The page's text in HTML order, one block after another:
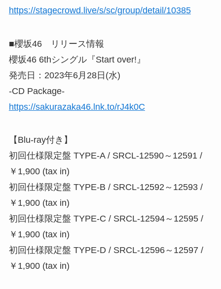
https://stagecrowd.live/s/sc/group/detail/10385
■櫻坂46 リリース情報
櫻坂46 6thシングル『Start over!』
発売日：2023年6月28日(水)
-CD Package-
https://sakurazaka46.lnk.to/rJ4k0C
【Blu-ray付き】
初回仕様限定盤 TYPE-A / SRCL-12590～12591 /
￥1,900 (tax in)
初回仕様限定盤 TYPE-B / SRCL-12592～12593 /
￥1,900 (tax in)
初回仕様限定盤 TYPE-C / SRCL-12594～12595 /
￥1,900 (tax in)
初回仕様限定盤 TYPE-D / SRCL-12596～12597 /
￥1,900 (tax in)